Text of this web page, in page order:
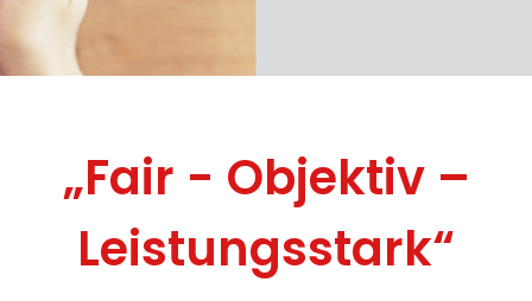
„Fair - Objektiv –
Leistungsstark“